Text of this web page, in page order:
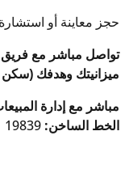
حجز معاينة أو
تواصل مباشر مع
ميزانيتك وهدفك
مباشر مع إدارة
الخط الساخن: